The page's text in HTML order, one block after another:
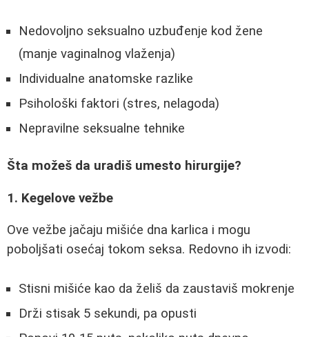
Nedovoljno seksualno uzbuđenje kod žene
(manje vaginalnog vlaženja)
Individualne anatomske razlike
Psihološki faktori (stres, nelagoda)
Nepravilne seksualne tehnike
Šta možeš da uradiš umesto hirurgije?
1. Kegelove vežbe
Ove vežbe jačaju mišiće dna karlica i mogu
poboljšati osećaj tokom seksa. Redovno ih izvodi:
Stisni mišiće kao da želiš da zaustaviš mokrenje
Drži stisak 5 sekundi, pa opusti